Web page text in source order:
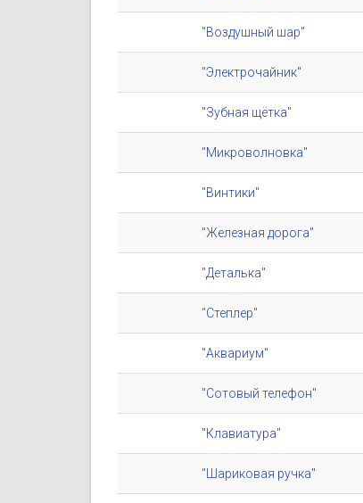
"Воздушный шар"
"Электрочайник"
"Зубная щётка"
"Микроволновка"
"Винтики"
"Железная дорога"
"Деталька"
"Степлер"
"Аквариум"
"Сотовый телефон"
"Клавиатура"
"Шариковая ручка"